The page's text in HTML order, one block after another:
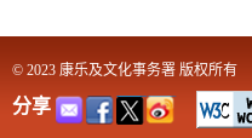
© 2023 康乐及文化事务署 版权所有
分享